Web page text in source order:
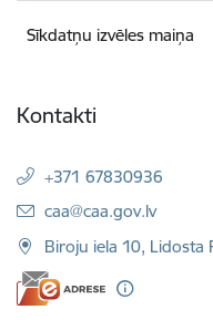
Sīkdatņu izvēles maiņa
Kontakti
+371 67830936
E-pasts:
caa@caa.gov.lv
Biroju iela 10, Lidosta